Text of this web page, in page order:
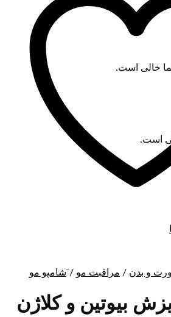
خالی است.
است.
و بدن / مراقبت مو / َشامپو مو
بیوتین و کلاژن